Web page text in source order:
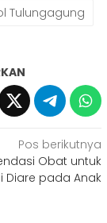
Tulungagung
Pos berikutnya
Obat untuk
Diare pada Anak